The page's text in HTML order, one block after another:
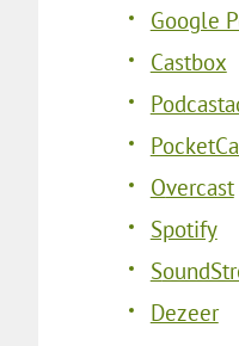
Google
Castbox
Overcast
Spotify
S
Dezeer